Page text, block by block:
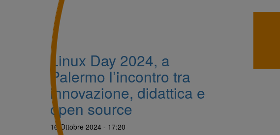
Linux Day 2024, a
Palermo l’incontro tra
innovazione, didattica e
open source
16 Ottobre 2024 - 17:20